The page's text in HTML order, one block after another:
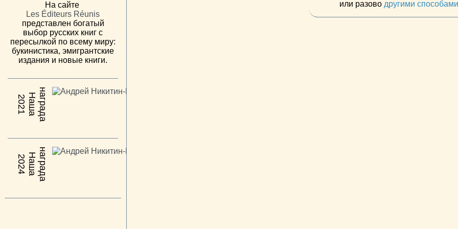
На сайте
Les Éditeurs Réunis
представлен богатый
выбор русских книг с
пересылкой по всему миру:
букинистика, эмигрантские
издания и новые книги.
2021 Н
а
ш
ан
а
г
р
а
да
2024 Н
а
ш
ан
а
г
р
а
да
или разово другими способами